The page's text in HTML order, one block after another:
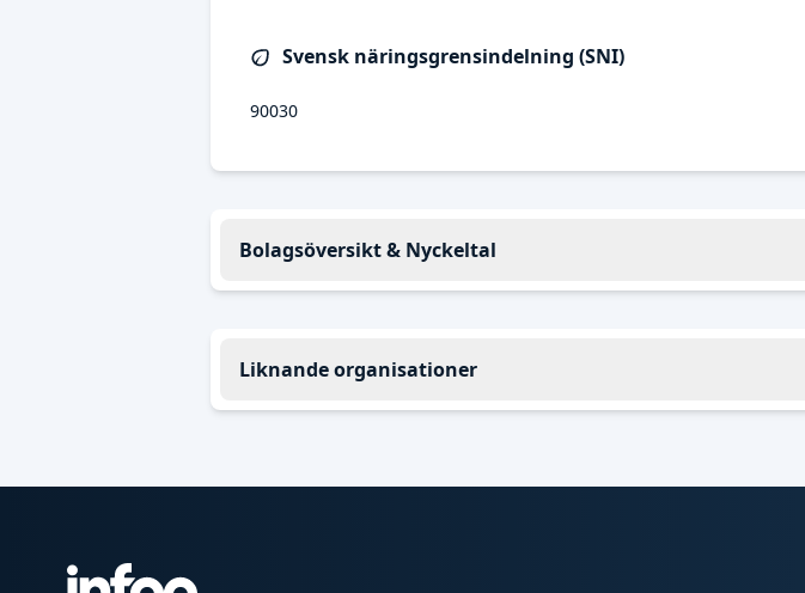
Svensk näringsgrensindelning (SNI)
90030
Bolagsöversikt & Nyckeltal
Liknande organisationer